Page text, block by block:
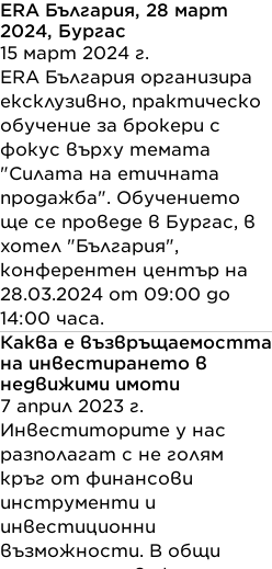
ERA България, 28 март
2024, Бургас
15 март 2024 г.
ERA България организира
ексклузивно, практическо
обучение за брокери с
фокус върху темата
"Силата на етичната
продажба". Обучението
ще се проведе в Бургас, в
хотел "България",
конферентен център на
28.03.2024 от 09:00 до
14:00 часа.
Каква е възвръщаемостта
на инвестирането в
недвижими имоти
7 април 2023 г.
Инвеститорите у нас
разполагат с не голям
кръг от финансови
инструменти и
инвестиционни
възможности. В общи